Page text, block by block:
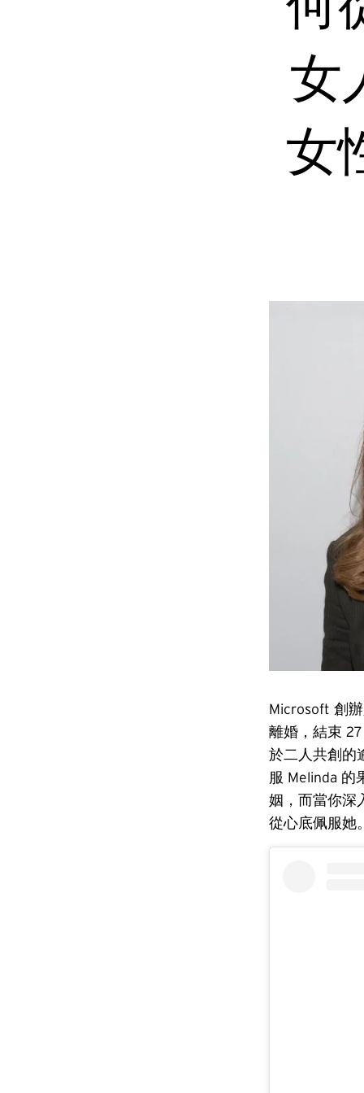
女
女
Microsoft 創
離婚，結束
於二人共創的
服 Melinda 的
姻，而當你深
從心底佩服她。